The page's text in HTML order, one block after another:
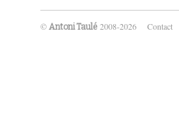
© Antoni Taulé 2008-2026 Contact